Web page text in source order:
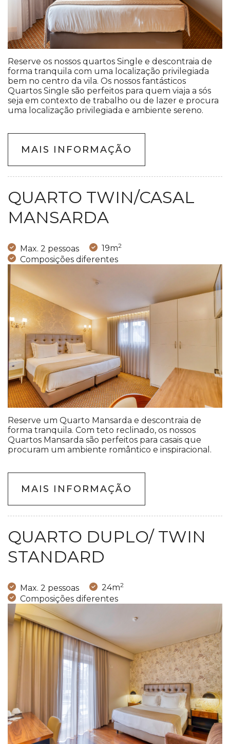
Reserve os nossos quartos Single e descontraia de
forma tranquila com uma localização privilegiada
bem no centro da vila. Os nossos fantásticos
Quartos Single são perfeitos para quem viaja a sós
seja em contexto de trabalho ou de lazer e procura
uma localização privilegiada e ambiente sereno.
MAIS INFORMAÇÃO
QUARTO TWIN/CASAL
MANSARDA
Max. 2 pessoas 19m2
Composições diferentes
Reserve um Quarto Mansarda e descontraia de
forma tranquila. Com teto reclinado, os nossos
Quartos Mansarda são perfeitos para casais que
procuram um ambiente romântico e inspiracional.
MAIS INFORMAÇÃO
QUARTO DUPLO/ TWIN
STANDARD
Max. 2 pessoas 24m2
Composições diferentes